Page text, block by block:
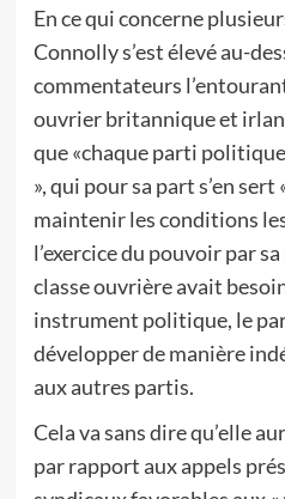
En ce qui concerne
Connolly s’est élevé au-
commentateurs
ouvrier britannique et
que «chaque parti
», qui pour sa part s’en sert
maintenir les conditions
l’exercice du pouvoir par
classe ouvrière avait
instrument politique, le
développer de manière
aux autres partis.
Cela va sans dire qu’elle
par rapport aux appels